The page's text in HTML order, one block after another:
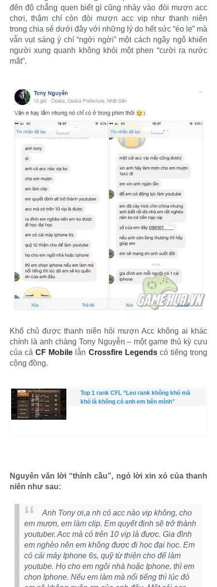
đến độ chẳng quen biết gì cũng nhảy vào đòi mượn acc
chơi, thậm chí còn đòi mượn acc vip như thanh niên
trong chia sẻ dưới đây với những lý do hết sức “éo le” mà
vẫn vụt sáng ý chí “ngời ngời” một cách ngây ngô khiến
người xung quanh không khỏi một phen “cười ra nước
mắt”.
Khổ chủ được thanh niên hỏi mượn Acc không ai khác
chính là anh chàng Tony Nguyễn – một game thủ kỳ cựu
của cảCF Mobile lẫn Crossfire Legendscó tiếng trong
cộng đồng.​
Top 1 rank CFL “Leo rank không khó mà
khó là không có anh em bên mình”
Nguyên văn lời “thỉnh cầu”, ngỏ lời xin xỏ của thanh
niên như sau:
Anh Tony ơi,a nh có acc nào vip không, cho
em mượn, em làm clip. Em quyết định sẽ trở thành
youtuber. Acc mà có trên 10 vip là được. Gia đình
em nghèo nên em không được đi học đại học. Em
có cái máy Iphone 6s, quỹ từ thiện cho để làm
youtube. Họ cho em ngôi nhà hoặc Iphone, thì em
chọn Iphone. Nếu em làm mà nổi tiếng thì lúc đó